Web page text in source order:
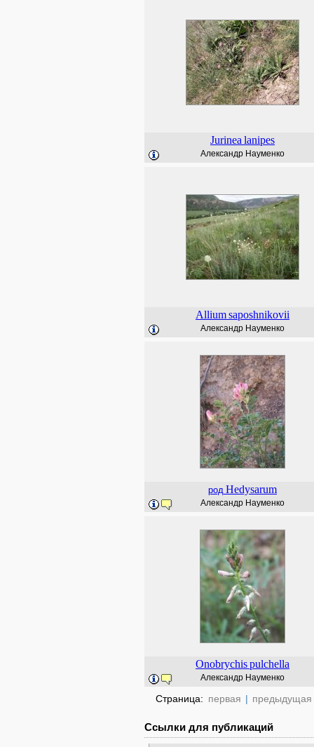
Jurinea lanipes
Александр Науменко
Alliumsaposhnikovii
Александр Науменко
род Hedysarum
Александр Науменко
Onobrychispulchella
Александр Науменко
Страница: первая | предыдущая
Ссылки для публикаций